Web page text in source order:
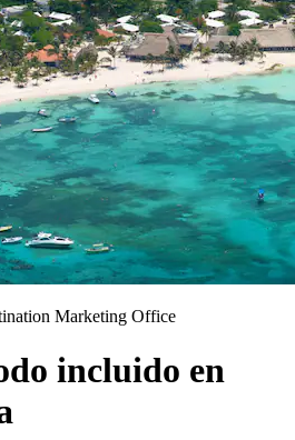
Marketing Office
incluido en